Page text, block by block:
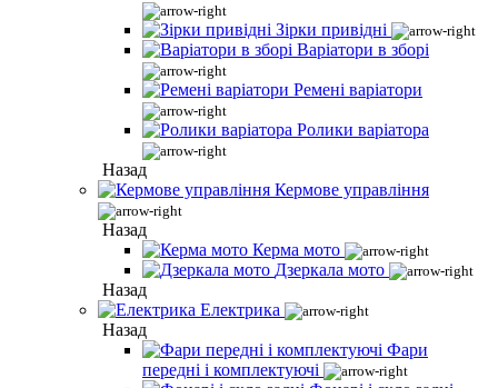
Зірки привідні
Варіатори в зборі
Ремені варіатори
Ролики варіатора
Назад
Кермове управління
Назад
Керма мото
Дзеркала мото
Назад
Електрика
Назад
Фари
передні і комплектуючі